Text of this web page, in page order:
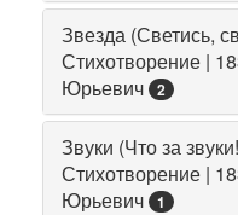
Звезда (Светись,
Стихотворение |
Юрьевич
2
Звуки (Что за
Стихотворение |
Юрьевич
1